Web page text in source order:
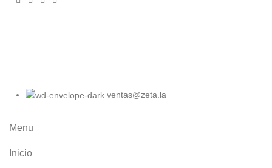
ventas@zeta.la
Menu
Inicio